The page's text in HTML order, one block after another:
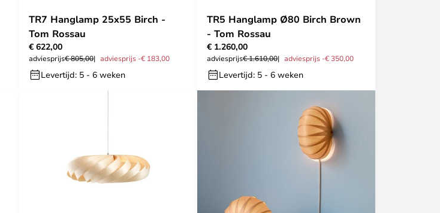
TR7 Hanglamp 25x55 Birch -
Tom Rossau
€ 622,00
adviesprijs€ 805,00 adviesprijs -€ 183,00
Levertijd: 5 - 6 weken
TR5 Hanglamp Ø80 Birch Brown
- Tom Rossau
€ 1.260,00
adviesprijs€ 1.610,00 adviesprijs -€ 350,00
Levertijd: 5 - 6 weken